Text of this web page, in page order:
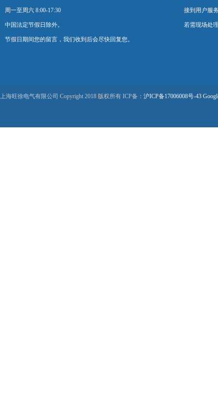
周一至周六 8:00-17:30
中国法定节假日除外。
节假日期间您的留言，我们收到后会尽快回复您。
接到用户服
若需现场处
上海旺徐电气有限公司 Copyright 2018 版权所有 ICP备： 沪ICP备17006008号-43